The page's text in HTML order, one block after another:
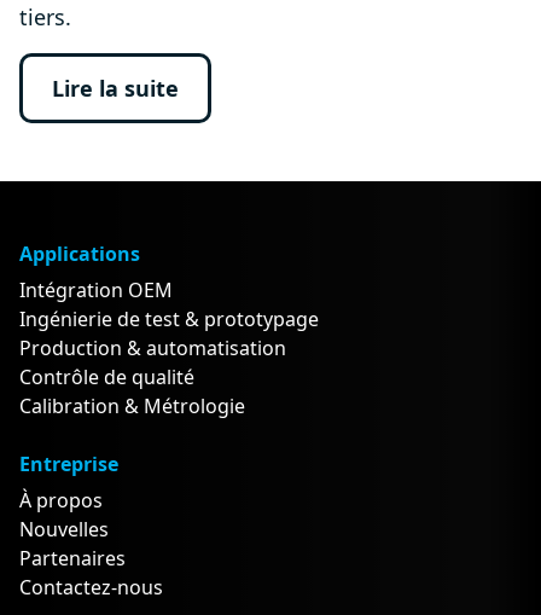
tiers.
Lire la suite
Applications
Intégration OEM
Ingénierie de test & prototypage
Production & automatisation
Contrôle de qualité
Calibration & Métrologie
Entreprise
À propos
Nouvelles
Partenaires
Contactez-nous